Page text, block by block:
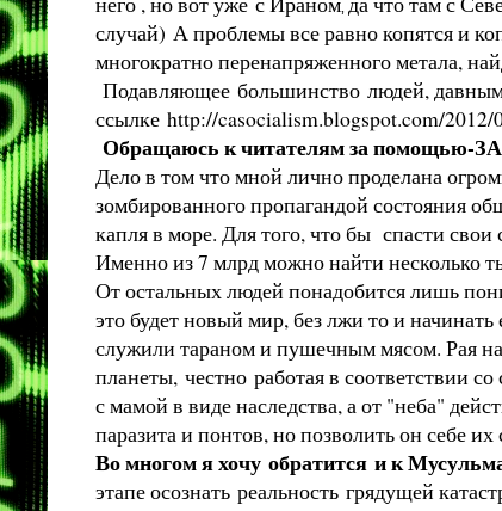
случай) А проблемы все равно копятся и
многократно перенапряженного метала,
Подавляющее большинство людей, давным
ссылке http://casocialism.blogspot.com/
Обращаюсь к читателям за
Дело в том что мной лично проделана
зомбированного пропагандой состояния
капля в море. Для того, что бы спасти
Именно из 7 млрд можно найти несколько
От остальных людей понадобится лишь
это будет новый мир, без лжи то и
служили тараном и пушечным мясом. Рая на
планеты, честно работая в соответствии
с мамой в виде наследства, а от "неба"
паразита и понтов, но позволить он себе
Во многом я хочу обратится и к
этапе осознать реальность грядущей